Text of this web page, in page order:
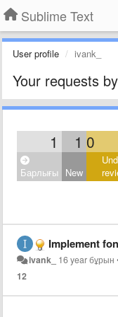
Sublime Text
User profile ivank_
Your requests
1 1 0
Барлығы New
Implement
ivank_ 16 year бұрын
12